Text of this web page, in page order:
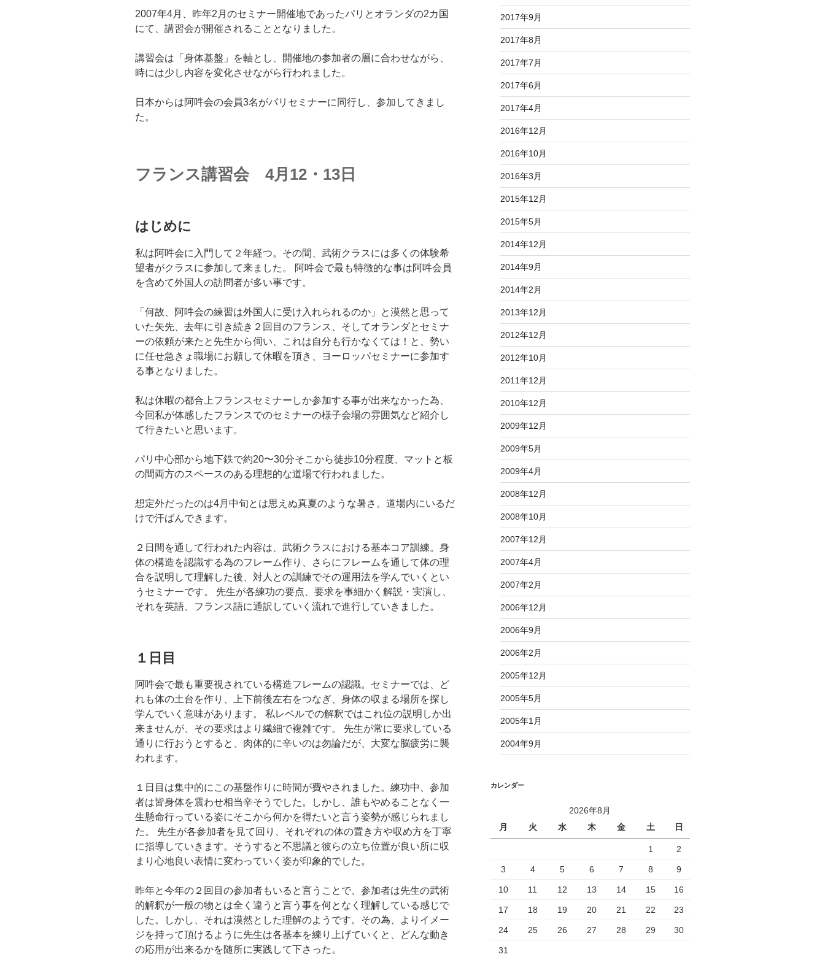
2007年4月、昨年2月のセミナー開催地であったパリとオランダの2カ国
にて、講習会が開催されることとなりました。
講習会は「身体基盤」を軸とし、開催地の参加者の層に合わせながら、
時には少し内容を変化させながら行われました。
日本からは阿吽会の会員3名がパリセミナーに同行し、参加してきまし
た。
フランス講習会 4月12・13日
はじめに
私は阿吽会に入門して２年経つ。その間、武術クラスには多くの体験希
望者がクラスに参加して来ました。 阿吽会で最も特徴的な事は阿吽会員
を含めて外国人の訪問者が多い事です。
「何故、阿吽会の練習は外国人に受け入れられるのか」と漠然と思って
いた矢先、去年に引き続き２回目のフランス、そしてオランダとセミナ
ーの依頼が来たと先生から伺い、これは自分も行かなくては！と、勢い
に任せ急きょ職場にお願して休暇を頂き、ヨーロッパセミナーに参加す
る事となりました。
私は休暇の都合上フランスセミナーしか参加する事が出来なかった為、
今回私が体感したフランスでのセミナーの様子会場の雰囲気など紹介し
て行きたいと思います。
パリ中心部から地下鉄で約20〜30分そこから徒歩10分程度、マットと板
の間両方のスペースのある理想的な道場で行われました。
想定外だったのは4月中旬とは思えぬ真夏のような暑さ。道場内にいるだ
けで汗ばんできます。
２日間を通して行われた内容は、武術クラスにおける基本コア訓練。身
体の構造を認識する為のフレーム作り、さらにフレームを通して体の理
合を説明して理解した後、対人との訓練でその運用法を学んでいくとい
うセミナーです。 先生が各練功の要点、要求を事細かく解説・実演し、
それを英語、フランス語に通訳していく流れで進行していきました。
１日目
阿吽会で最も重要視されている構造フレームの認識。セミナーでは、ど
れも体の土台を作り、上下前後左右をつなぎ、身体の収まる場所を探し
学んでいく意味があります。 私レベルでの解釈ではこれ位の説明しか出
来ませんが、その要求はより繊細で複雑です。 先生が常に要求している
通りに行おうとすると、肉体的に辛いのは勿論だが、大変な脳疲労に襲
われます。
１日目は集中的にこの基盤作りに時間が費やされました。練功中、参加
者は皆身体を震わせ相当辛そうでした。しかし、誰もやめることなく一
生懸命行っている姿にそこから何かを得たいと言う姿勢が感じられまし
た。 先生が各参加者を見て回り、それぞれの体の置き方や収め方を丁寧
に指導していきます。そうすると不思議と彼らの立ち位置が良い所に収
まり心地良い表情に変わっていく姿が印象的でした。
昨年と今年の２回目の参加者もいると言うことで、参加者は先生の武術
的解釈が一般の物とは全く違うと言う事を何となく理解している感じで
した。しかし、それは漠然とした理解のようです。その為、よりイメー
ジを持って頂けるように先生は各基本を練り上げていくと、どんな動き
の応用が出来るかを随所に実践して下さった。
2017年9月
2017年8月
2017年7月
2017年6月
2017年4月
2016年12月
2016年10月
2016年3月
2015年12月
2015年5月
2014年12月
2014年9月
2014年2月
2013年12月
2012年12月
2012年10月
2011年12月
2010年12月
2009年12月
2009年5月
2009年4月
2008年12月
2008年10月
2007年12月
2007年4月
2007年2月
2006年12月
2006年9月
2006年2月
2005年12月
2005年5月
2005年1月
2004年9月
カレンダー
2026年8月
月
火 水 木 金 土 日
1 2
3 4 5 6 7 8 9
10 11 12 13 14 15 16
17 18 19 20 21 22 23
24 25 26 27 28 29 30
31